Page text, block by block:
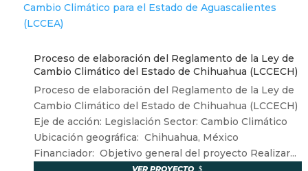
Proceso de elaboración del Reglamento de la Ley de
Cambio Climático del Estado de Chihuahua (LCCECH)
Proceso de elaboración del Reglamento de la Ley de
Cambio Climático del Estado de Chihuahua (LCCECH)
Eje de acción: Legislación Sector: Cambio Climático
Ubicación geográfica: Chihuahua, México
Financiador: Objetivo general del proyecto Realizar...